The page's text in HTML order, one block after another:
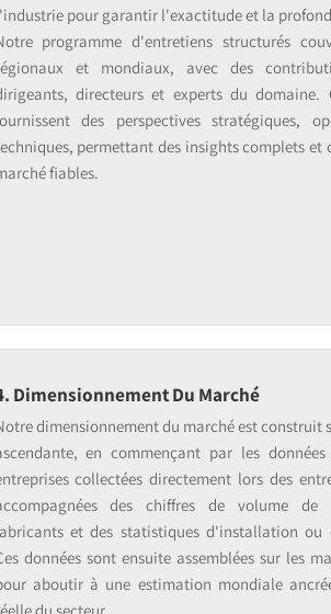
pour garantir l'exactitude et la
programme d'entretiens structurés
et mondiaux, avec des
directeurs et experts du domaine.
des perspectives stratégiques,
permettant des insights complets et
fiables.
Dimensionnement Du Marché
dimensionnement du marché est construit
en commençant par les
collectées directement lors des
des chiffres de volume de
et des statistiques d'installation ou
données sont ensuite assemblées sur les
aboutir à une estimation mondiale